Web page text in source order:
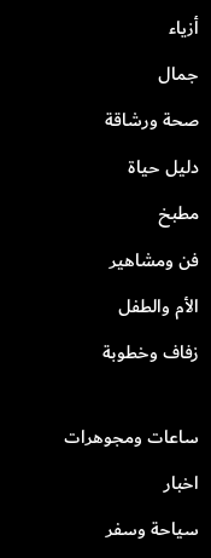
أزياء
جمال
صحة ورشاقة
دليل حياة
مطبخ
فن ومشاهير
الأم والطفل
زفاف وخطوبة
ساعات ومجوهرات
اخبار
سياحة وسفر